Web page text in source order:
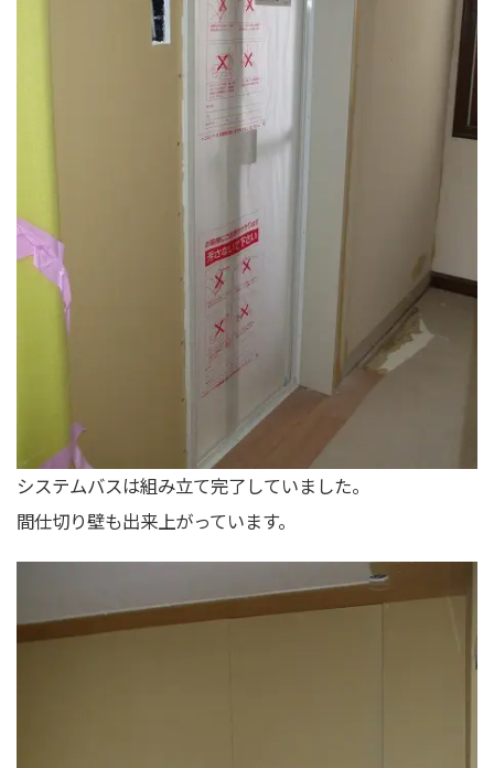
システムバスは組み立て完了していました。
間仕切り壁も出来上がっています。